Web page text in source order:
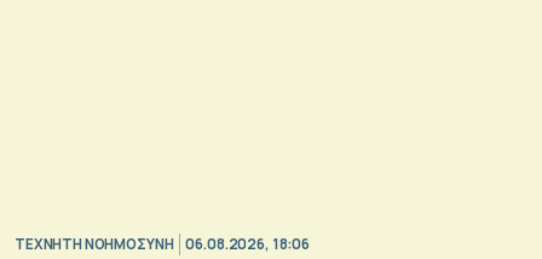
TΕΧΝΗΤΗ ΝΟΗΜΟΣΥΝΗ 06.08.2026, 18:06